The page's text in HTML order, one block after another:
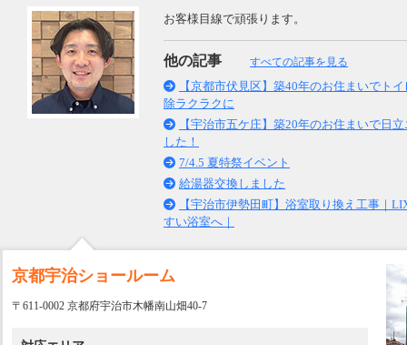
お客様目線で頑張ります。
他の記事 すべての記事を見る
【京都市伏見区】築40年のお住まいでト
除ラクラクに
【宇治市五ケ庄】築20年のお住まいで日
した！
7/4.5 夏特祭イベント
給湯器交換しました
【宇治市伊勢田町】浴室取り換え工事｜
すい浴室へ｜
京都宇治ショールーム
〒611-0002 京都府宇治市木幡南山畑40-7